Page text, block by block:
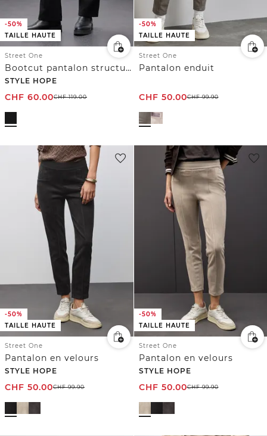
-50%
TAILLE HAUTE
Street One
Bootcut pantalon structuré
STYLE HOPE
CHF 60.00CHF119.00
-50%
TAILLE HAUTE
Street One
Pantalon enduit
CHF 50.00CHF99.90
-50%
TAILLE HAUTE
Street One
Pantalon en velours
STYLE HOPE
CHF 50.00CHF99.90
-50%
TAILLE HAUTE
Street One
Pantalon en velours
STYLE HOPE
CHF 50.00CHF99.90